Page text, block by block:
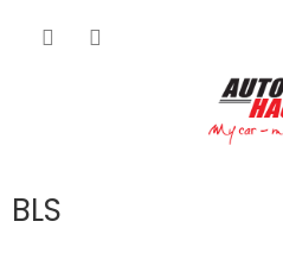
BLS